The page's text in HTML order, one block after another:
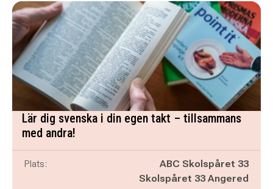
Lär dig svenska i din egen takt – tillsammans
med andra!
Plats:
ABC Skolspåret 33
Skolspåret 33 Angered